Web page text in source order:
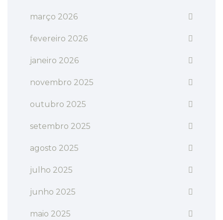
março 2026
fevereiro 2026
janeiro 2026
novembro 2025
outubro 2025
setembro 2025
agosto 2025
julho 2025
junho 2025
maio 2025